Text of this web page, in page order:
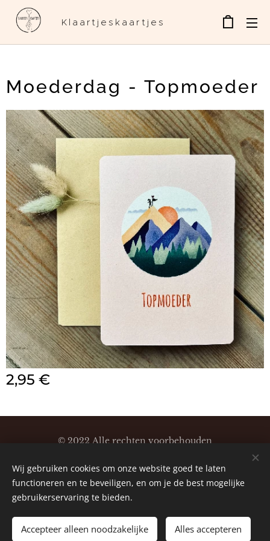
Klaartjeskaartjes
Moederdag - Topmoeder
2,95 €
TOEVOEGEN AAN DE WINKELWAGEN
© 2022 Alle rechten voorbehouden
Cookies
Wij gebruiken cookies om onze website goed te laten
functioneren en te beveiligen, en om je de best mogelijke
gebruikerservaring te bieden.
Accepteer alleen noodzakelijke Alles accepteren